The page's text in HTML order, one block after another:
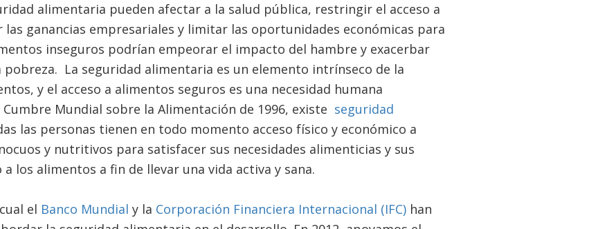
alimentaria pueden afectar a la salud pública, restringir el acceso a
ganancias empresariales y limitar las oportunidades económicas para
inseguros podrían empeorar el impacto del hambre y exacerbar
pobreza. La seguridad alimentaria es un elemento intrínseco de la
y el acceso a alimentos seguros es una necesidad humana
Cumbre Mundial sobre la Alimentación de 1996, existe seguridad
las personas tienen en todo momento acceso físico y económico a
y nutritivos para satisfacer sus necesidades alimenticias y sus
los alimentos a fin de llevar una vida activa y sana.
el Banco Mundial y la Corporación Financiera Internacional (IFC)han